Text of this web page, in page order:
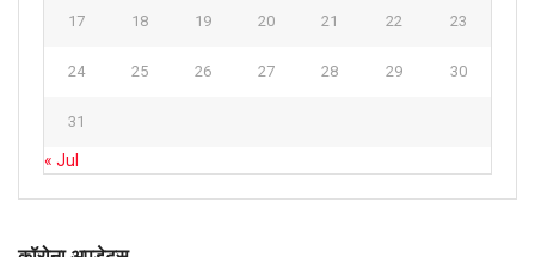
17 18 19 20 21 22 23
24 25 26 27 28 29 30
31
« Jul